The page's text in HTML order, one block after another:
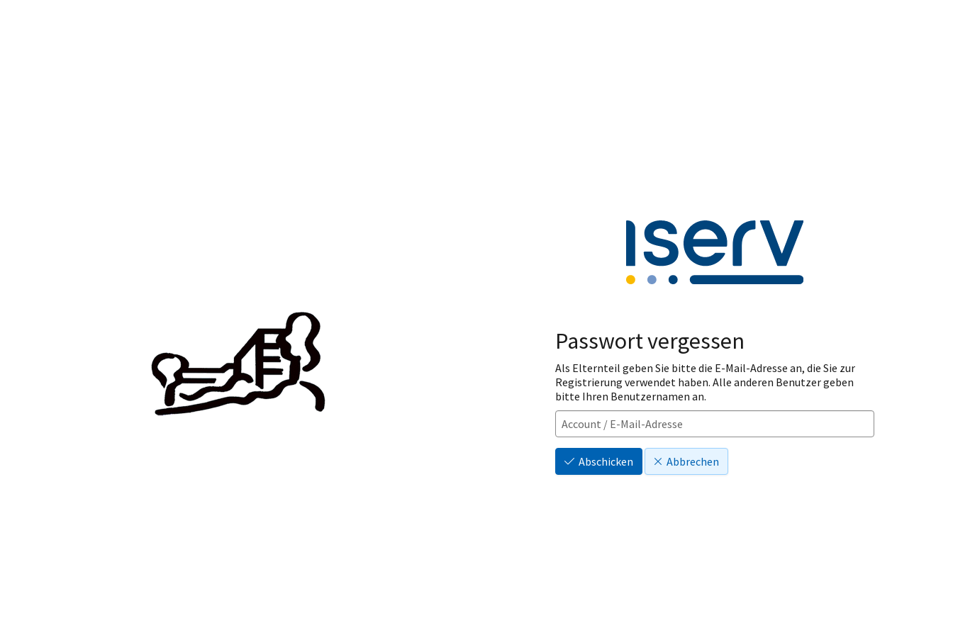
Passwort vergessen
Als Elternteil geben Sie bitte die E-Mail-Adresse an, die Sie zur
Registrierung verwendet haben. Alle anderen Benutzer geben
bitte Ihren Benutzernamen an.
Abschicken Abbrechen